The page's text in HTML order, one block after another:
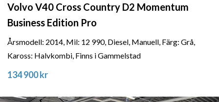
Volvo V40 Cross Country D2 Momentum
Business Edition Pro
Årsmodell: 2014, Mil: 12 990, Diesel, Manuell, Färg: Grå,
Kaross: Halvkombi, Finns i Gammelstad
134 900 kr